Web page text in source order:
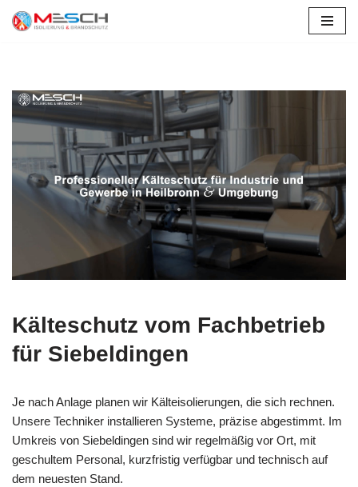
Kälteschutz vom Fachbetrieb
für Siebeldingen
Je nach Anlage planen wir Kälteisolierungen, die sich rechnen.
Unsere Techniker installieren Systeme, präzise abgestimmt. Im
Umkreis von Siebeldingen sind wir regelmäßig vor Ort, mit
geschultem Personal, kurzfristig verfügbar und technisch auf
dem neuesten Stand.